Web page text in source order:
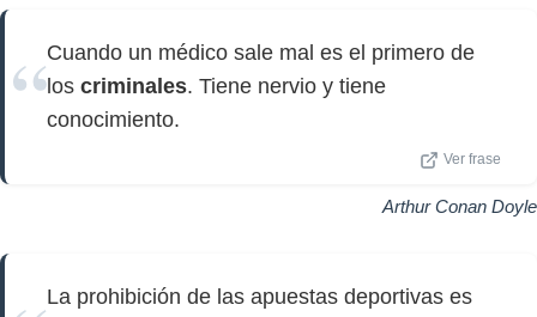
Cuando un médico sale mal es el primero de
los criminales. Tiene nervio y tiene
conocimiento.
Ver frase
Arthur Conan Doyle
La prohibición de las apuestas deportivas es